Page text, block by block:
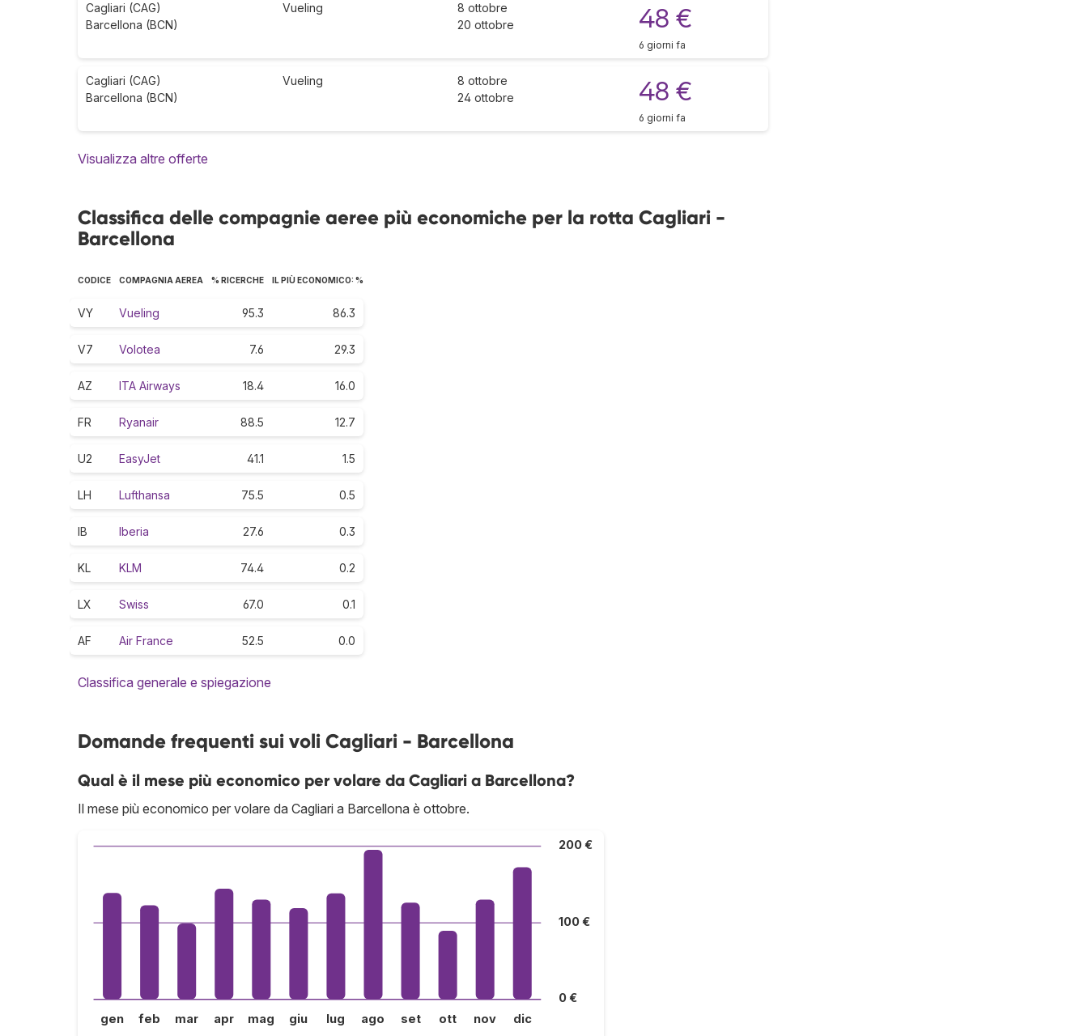
Cagliari (CAG)
Barcellona (BCN)
Vueling
8 ottobre
20 ottobre
48 €
6 giorni fa
Cagliari (CAG)
Barcellona (BCN)
Vueling
8 ottobre
24 ottobre
48 €
6 giorni fa
Visualizza altre offerte
Classifica delle compagnie aeree più economiche per la rotta Cagliari -
Barcellona
CODICE COMPAGNIA AEREA % RICERCHE IL PIÙ ECONOMICO: %
VY Vueling 95.3 86.3
V7 Volotea 7.6 29.3
AZ ITA Airways 18.4 16.0
FR Ryanair 88.5 12.7
U2 EasyJet 41.1 1.5
LH Lufthansa 75.5 0.5
IB Iberia 27.6 0.3
KL KLM 74.4 0.2
LX Swiss 67.0 0.1
AF Air France 52.5 0.0
Classifica generale e spiegazione
Domande frequenti sui voli Cagliari - Barcellona
Qual è il mese più economico per volare da Cagliari a Barcellona?
Il mese più economico per volare da Cagliari a Barcellona è ottobre.
0 €
100 €
200 €
gen feb mar apr mag giu lug ago set ott nov dic